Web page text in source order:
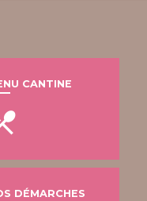
CANTINE
DÉMARCHES